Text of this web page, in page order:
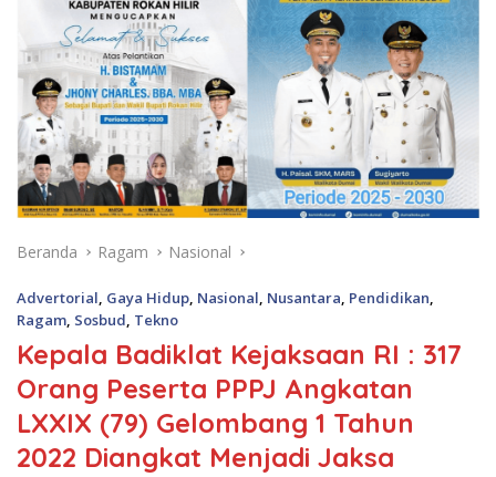
Beranda Ragam Nasional
Advertorial Gaya Hidup Nasional Nusantara Pendidikan
Ragam Sosbud Tekno
Kepala Badiklat Kejaksaan RI : 317
Orang Peserta PPPJ Angkatan
LXXIX (79) Gelombang 1 Tahun
2022 Diangkat Menjadi Jaksa